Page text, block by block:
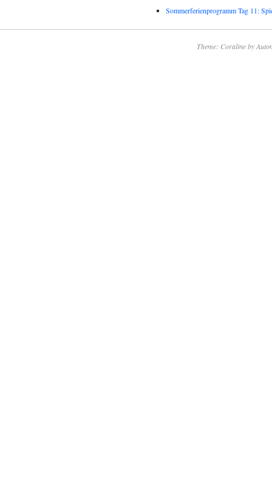
Sommerferienprogramm Tag 11:
Theme: Coraline by